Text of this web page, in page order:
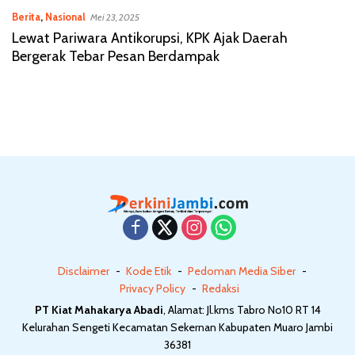
Berita, Nasional Mei 23, 2025
Lewat Pariwara Antikorupsi, KPK Ajak Daerah
Bergerak Tebar Pesan Berdampak
Disclaimer Kode Etik
Pedoman Media Siber
Privacy Policy
Redaksi
PT Kiat Mahakarya Abadi, Alamat: Jl.kms Tabro No10 RT 14
Kelurahan Sengeti Kecamatan Sekernan Kabupaten Muaro Jambi
36381